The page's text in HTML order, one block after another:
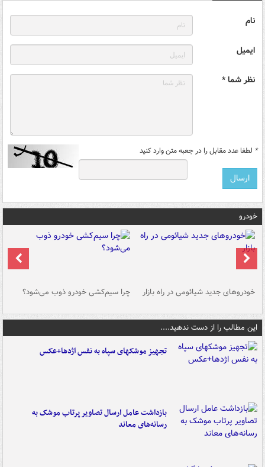
نام
ایمیل
نظر شما *
* لطفا عدد مقابل را در جعبه متن وارد کنید
خودرو
خودروهای جدید شیائومی در راه بازار چرا سیم‌کشی خودرو ذوب می‌شود؟
این مطالب را از دست ندهید....
تجهیز موشکهای سپاه به نفس اژدها+عکس
بازداشت عامل ارسال تصاویر پرتاب موشک به
رسانه‌های معاند